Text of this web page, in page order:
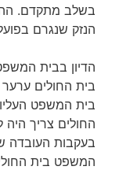
בשלב מתקדם.
הנזק שנגרם
הדיון בבית
בית החולים ערער
בית המשפט
החולים צריך היה
בעקבות העובדה
המשפט בית